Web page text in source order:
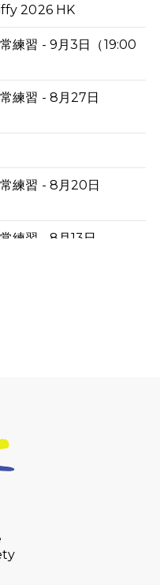
2026 HK
練習 - 9月3日（19:00
練習 - 8月27日
練習 - 8月20日
練習 - 8月13日
練習 - 7月23日
練習 - 7月16日
公里分享暨香港傷健共
宴】